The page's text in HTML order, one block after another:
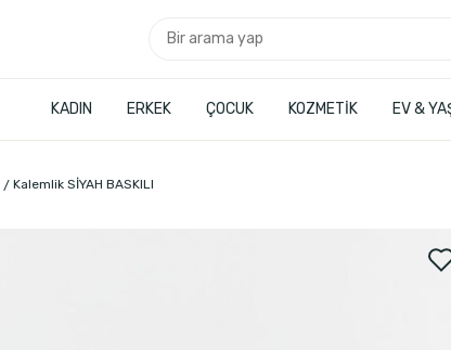
KADIN ERKEK ÇOCUK KOZMETİK EV &
Kalemlik SİYAH BASKILI